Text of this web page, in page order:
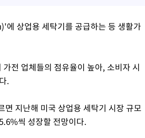
상업용 세탁기를 공급하는 등 생활가
전 업체들의 점유율이 높아, 소비자 시
.
지난해 미국 상업용 세탁기 시장 규모
씩 성장할 전망이다.